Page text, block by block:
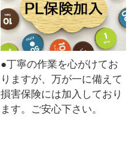
●丁寧の作業を心がけてお
りますが、万が一に備えて
損害保険には加入しており
ます。ご安心下さい。